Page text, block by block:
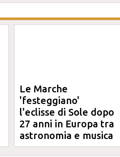
Le Marche
'festeggiano'
l'eclisse di Sole dopo
27 anni in Europa tra
astronomia e musica